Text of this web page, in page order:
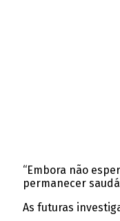
“Embora não
permanecer
As futuras